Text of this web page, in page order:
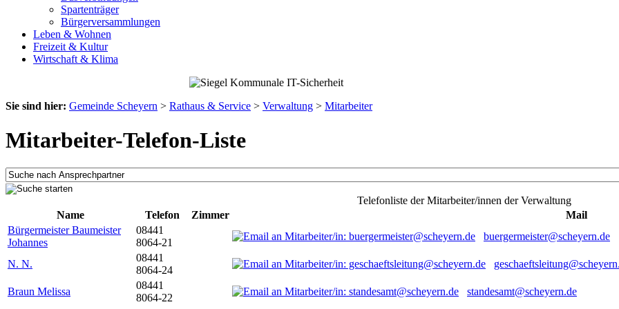
Spartenträger
Bürgerversammlungen
Leben & Wohnen
Freizeit & Kultur
Wirtschaft & Klima
Sie sind hier: Gemeinde Scheyern > Rathaus & Service > Verwaltung > Mitarbeiter
Mitarbeiter-Telefon-Liste
Telefonliste der Mitarbeiter/innen der Verwaltung
Name
Telefon Zimmer
Mail
Bürgermeister Baumeister
Johannes
08441
8064-21
buergermeister@scheyern.de
N. N.
08441
8064-24
Braun Melissa
08441
8064-22
standesamt@scheyern.de